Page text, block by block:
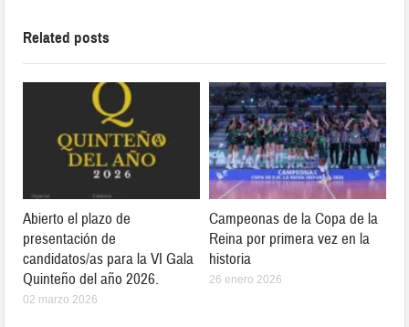
Related posts
Abierto el plazo de
presentación de
candidatos/as para la VI Gala
Quinteño del año 2026.
02 marzo 2026
Campeonas de la Copa de la
Reina por primera vez en la
historia
26 enero 2026